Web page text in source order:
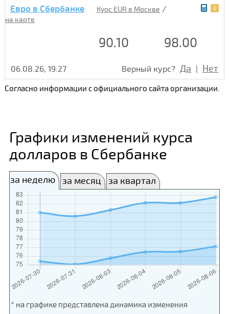
Евро в Сбербанке Курс EUR в Москве /
на карте
90.10 98.00
06.08.26, 19:27 Верный курс? Да | Нет
Согласно информации с официального сайта организации.
Графики изменений курса
долларов в Сбербанке
за неделю за месяц за квартал
* на графике представлена динамика изменения